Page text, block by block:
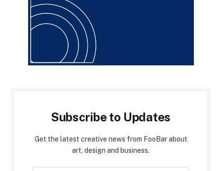
Subscribe to Updates
Get the latest creative news from FooBar about
art, design and business.